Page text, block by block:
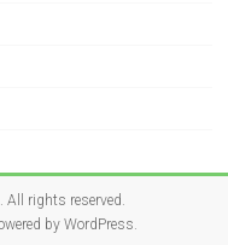
. All rights reserved.
by WordPress.